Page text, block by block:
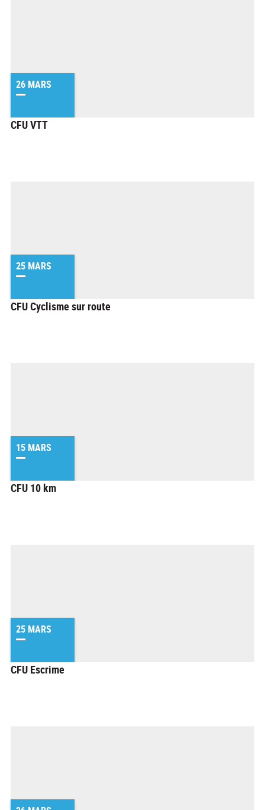
26 MARS
CFU VTT
25 MARS
CFU Cyclisme sur route
15 MARS
CFU 10 km
25 MARS
CFU Escrime